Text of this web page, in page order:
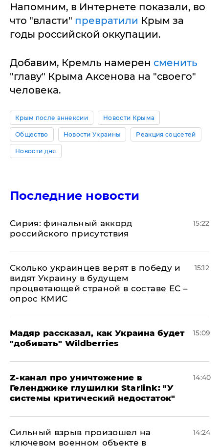
Напомним, в Интернете показали, во
что "власти" превратили Крым за
годы российской оккупации.
Добавим, Кремль намерен сменить
"главу" Крыма Аксенова на "своего"
человека.
Крым после аннексии Новости Крыма
Общество Новости Украины Реакция соцсетей
Новости дня
Последние новости
​Сирия: финальный аккорд
российского присутствия
15:22
Сколько украинцев верят в победу и
видят Украину в будущем
процветающей страной в составе ЕС –
опрос КМИС
15:12
Мадяр рассказал, как Украина будет
"добивать" Wildberries
15:09
Z-канал про уничтожение в
Геленджике глушилки Starlink: "У
системы критический недостаток"
14:40
Сильный взрыв произошел на
ключевом военном объекте в
14:24